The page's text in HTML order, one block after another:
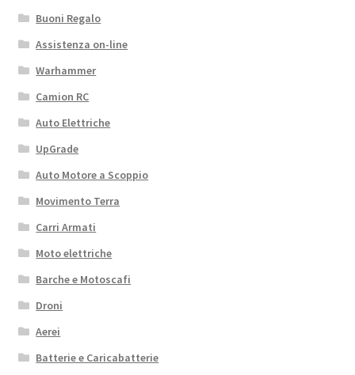
Buoni Regalo
Assistenza on-line
Warhammer
Camion RC
Auto Elettriche
UpGrade
Auto Motore a Scoppio
Movimento Terra
Carri Armati
Moto elettriche
Barche e Motoscafi
Droni
Aerei
Batterie e Caricabatterie